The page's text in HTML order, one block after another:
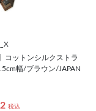
コットンシルクストラ
幅/ブラウン/JAPAN
税込